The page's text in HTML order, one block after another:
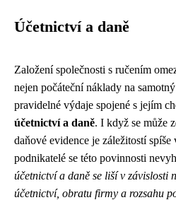
Účetnictví a daně
Založení společnosti s ručením
nejen počáteční náklady na
pravidelné výdaje spojené s jejím
účetnictví a daně. I když se může
daňové evidence je záležitostí
podnikatelé se této povinnosti
účetnictví a daně se liší v závislosti
účetnictví, obratu firmy a rozsahu